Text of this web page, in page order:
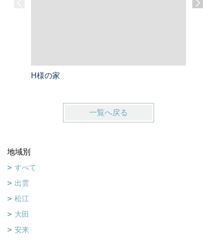
H様の家
一覧へ戻る
地域別
すべて
出雲
松江
大田
安来